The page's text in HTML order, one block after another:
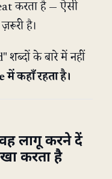
करता है — ऐसी
है।
के बारे में नहीं
कहाँ रहता है।
लागू करने दें
करता है